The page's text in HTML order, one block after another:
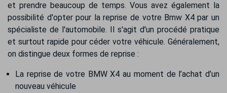
et prendre beaucoup de temps. Vous avez également la
possibilité d'opter pour la reprise de votre Bmw X4 par un
spécialiste de l'automobile. Il s'agit d'un procédé pratique
et surtout rapide pour céder votre véhicule. Généralement,
on distingue deux formes de reprise :
La reprise de votre BMW X4 au moment de l’achat d’un
nouveau véhicule